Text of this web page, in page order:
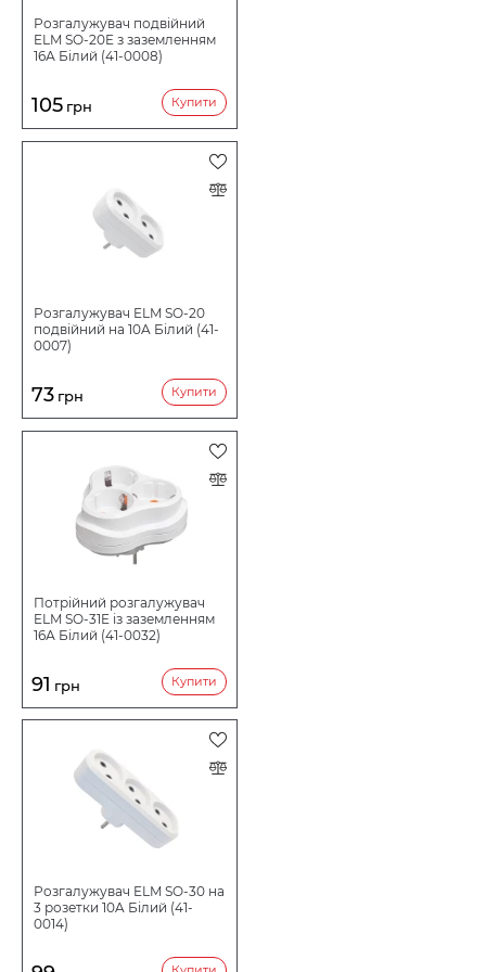
втрати безпеки та зручності.
Розгалужувач подвійний
ELM SO-20E з заземленням
16А Білий (41-0008)
105 грн Купити
Розгалужувач ELM SO-20
подвійний на 10A Білий (41-
0007)
73 грн Купити
Потрійний розгалужувач
ELM SO-31E із заземленням
16А Білий (41-0032)
91 грн Купити
Розгалужувач ELM SO-30 на
3 розетки 10A Білий (41-
0014)